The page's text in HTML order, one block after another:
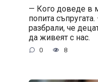
— Кого доведе в
попита
разбрали, че
да живеят с нас.
0 8